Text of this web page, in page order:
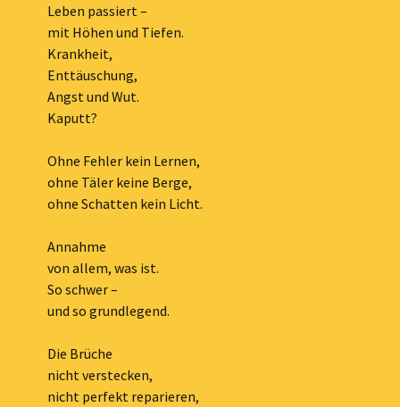
Leben passiert –
mit Höhen und Tiefen.
Krankheit,
Enttäuschung,
Angst und Wut.
Kaputt?
Ohne Fehler kein Lernen,
ohne Täler keine Berge,
ohne Schatten kein Licht.
Annahme
von allem, was ist.
So schwer –
und so grundlegend.
Die Brüche
nicht verstecken,
nicht perfekt reparieren,